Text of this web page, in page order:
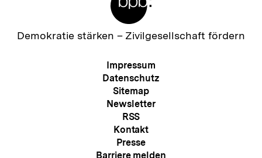
Zur
Demokratie stärken – Zivilgesellschaft fördern
Meta-
Navigation
Impressum
Datenschutz
Sitemap
Newsletter
RSS
Kontakt
Presse
Barriere melden